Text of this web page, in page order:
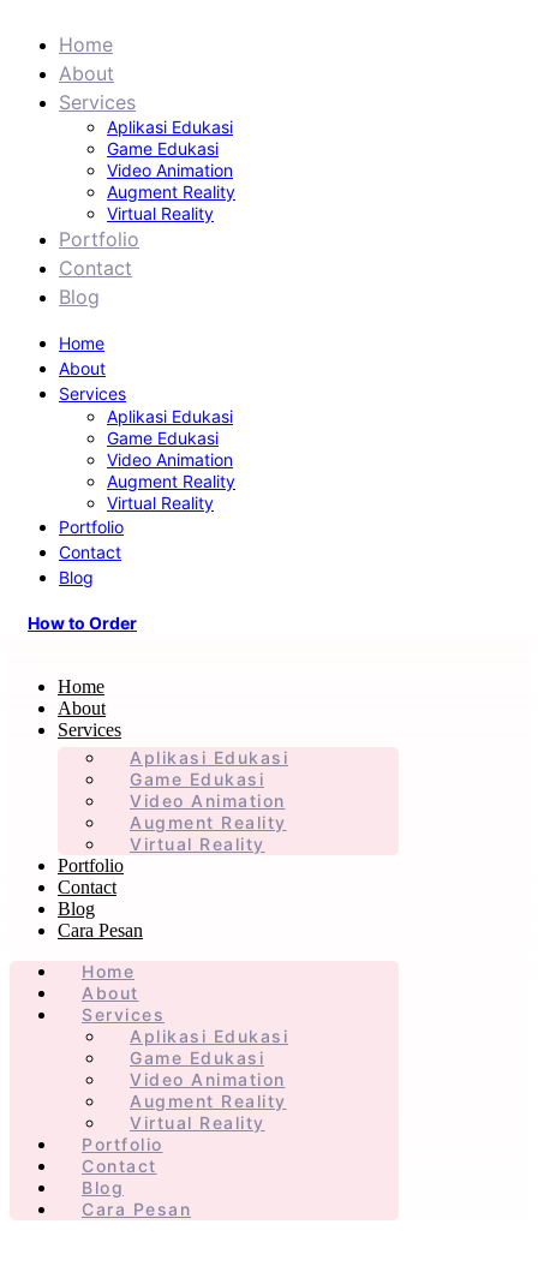
Home
About
Services
Aplikasi Edukasi
Game Edukasi
Video Animation
Augment Reality
Virtual Reality
Portfolio
Contact
Blog
Home
About
Services
Aplikasi Edukasi
Game Edukasi
Video Animation
Augment Reality
Virtual Reality
Portfolio
Contact
Blog
How to Order
Home
About
Services
Aplikasi Edukasi
Game Edukasi
Video Animation
Augment Reality
Virtual Reality
Portfolio
Contact
Blog
Cara Pesan
Home
About
Services
Aplikasi Edukasi
Game Edukasi
Video Animation
Augment Reality
Virtual Reality
Portfolio
Contact
Blog
Cara Pesan